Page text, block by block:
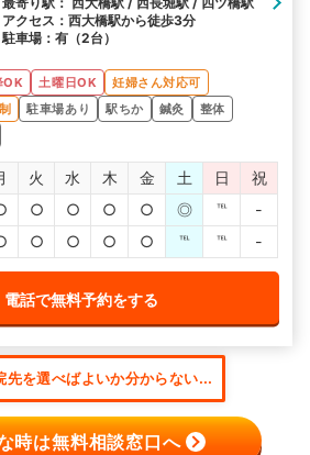
アクセス：西大橋駅から徒歩3分
駐車場：有（2台）
OK 土曜日OK
妊婦さん対応可
駐車場あり 駅ちか 鍼灸
整体
火 水 木 金 土 日
祝
○ ○ ○ ○ ◎ ℡
-
○ ○ ○ ○ ℡ ℡ -
電話で無料予約をする
先を選べばよいか分からない...
時は無料相談窓口へ